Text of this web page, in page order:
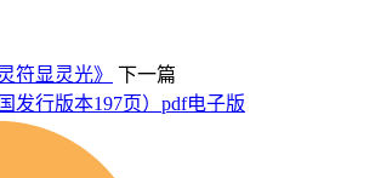
符显灵光》
下一篇
发行版本197页）pdf电子版